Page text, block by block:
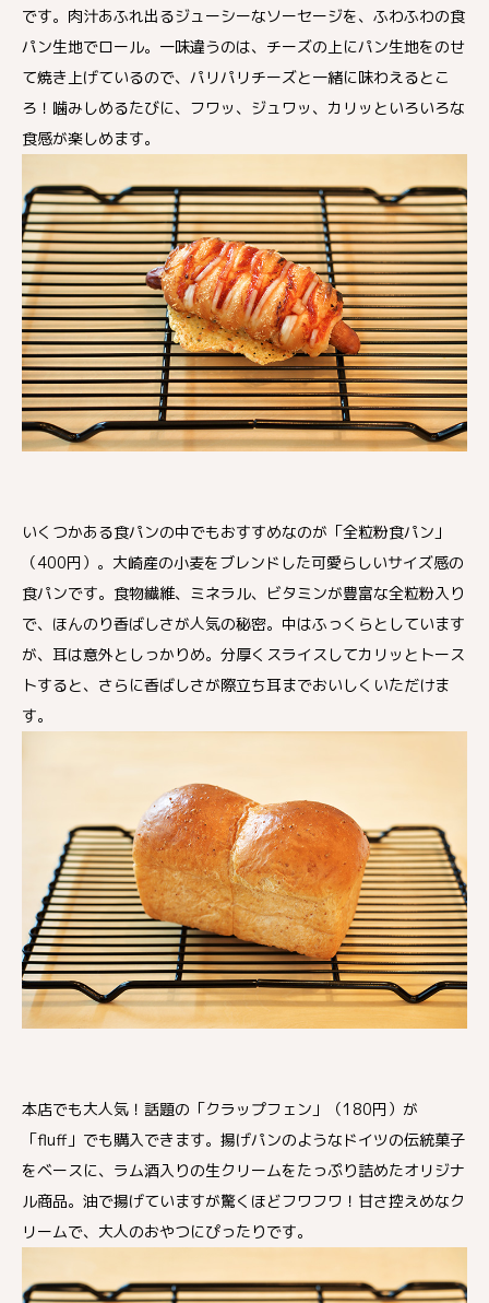
です。肉汁あふれ出るジューシーなソーセージを、ふわふわの食
パン生地でロール。一味違うのは、チーズの上にパン生地をのせ
て焼き上げているので、パリパリチーズと一緒に味わえるとこ
ろ！噛みしめるたびに、フワッ、ジュワッ、カリッといろいろな
食感が楽しめます。
いくつかある食パンの中でもおすすめなのが「全粒粉食パン」
（400円）。大崎産の小麦をブレンドした可愛らしいサイズ感の
食パンです。食物繊維、ミネラル、ビタミンが豊富な全粒粉入り
で、ほんのり香ばしさが人気の秘密。中はふっくらとしています
が、耳は意外としっかりめ。分厚くスライスしてカリッとトース
トすると、さらに香ばしさが際立ち耳までおいしくいただけま
す。
本店でも大人気！話題の「クラップフェン」（180円）が
「fluff」でも購入できます。揚げパンのようなドイツの伝統菓子
をベースに、ラム酒入りの生クリームをたっぷり詰めたオリジナ
ル商品。油で揚げていますが驚くほどフワフワ！甘さ控えめなク
リームで、大人のおやつにぴったりです。